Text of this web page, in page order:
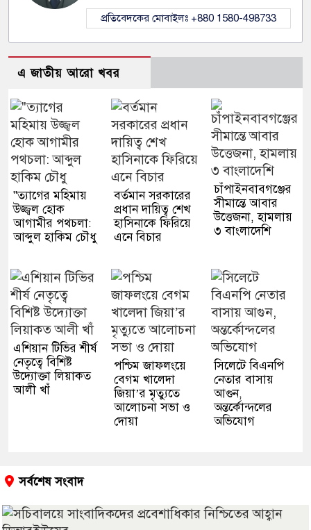
প্রতিবেদকের মোবাইলঃ +880 1580-498733
এ জাতীয় আরো খবর
"ত্যাগের মহিমায়
উজ্জ্বল হোক
আগামীর পথচলা:
আব্দুল হাকিম চৌধু
বর্তমান সরকারের
প্রধান দায়িত্ব শেখ
হাসিনাকে ফিরিয়ে
এনে বিচার
চাঁপাইনবাবগঞ্জের
সীমান্তে আবার
উত্তেজনা, হামলায়
৩ বাংলাদেশি
এশিয়ান টিভির শীর্ষ
নেতৃত্বে বিশিষ্ট
উদ্যোক্তা লিয়াকত
আলী খাঁ
পশ্চিম জাফলংয়ে
বেগম খালেদা
জিয়া’র মৃত্যুতে
আলোচনা সভা ও
দোয়া
সিলেটে বিএনপি
নেতার বাসায়
আগুন,
অন্তর্কোন্দলের
অভিযোগ
সর্বশেষ সংবাদ